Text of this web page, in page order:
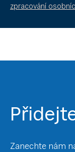
zpracování
Zanechte nám